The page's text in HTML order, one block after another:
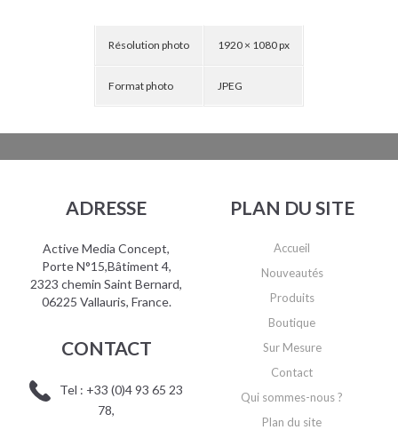
Résolution photo 1920 × 1080 px
Format photo JPEG
ADRESSE
Active Media Concept,
Porte N°15,Bâtiment 4,
2323 chemin Saint Bernard,
06225 Vallauris, France.
CONTACT
Tel : +33 (0)4 93 65 23
78,
PLAN DU SITE
Accueil
Nouveautés
Produits
Boutique
Sur Mesure
Contact
Qui sommes-nous ?
Plan du site